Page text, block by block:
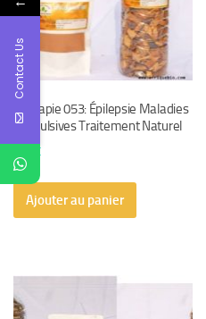
Thérapie 053: Épilepsie Maladies
Convulsives Traitement Naturel
€
Ajouter au panier
Contact Us